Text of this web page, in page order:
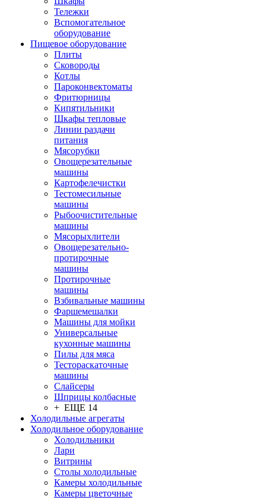
Тележки
Вспомогательное
оборудование
Пищевое оборудование
Плиты
Сковороды
Котлы
Пароконвектоматы
Фритюрницы
Кипятильники
Шкафы тепловые
Линии раздачи
питания
Мясорубки
Овощерезательные
машины
Картофелечистки
Тестомесильные
машины
Рыбоочистительные
машины
Мясорыхлители
Овощерезательно-
протирочные
машины
Протирочные
машины
Взбивальные машины
Фаршемешалки
Машины для мойки
Универсальные
кухонные машины
Пилы для мяса
Тестораскаточные
машины
Слайсеры
Шприцы колбасные
+ ЕЩЕ 14
Холодильные агрегаты
Холодильное оборудование
Холодильники
Лари
Витрины
Столы холодильные
Камеры холодильные
Камеры цветочные